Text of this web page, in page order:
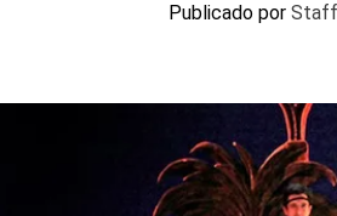
Publicado por Staff